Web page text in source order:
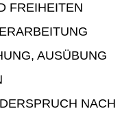
FREIHEITEN
AUSÜBUNG
NACH